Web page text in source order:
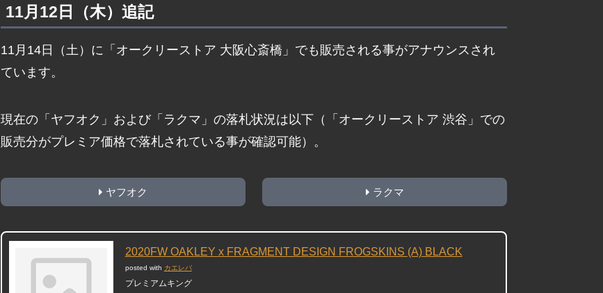
11月12日（木）追記
11月14日（土）に「オークリーストア 大阪心斎橋」でも販売される事がアナウンスされ
ています。
現在の「ヤフオク」および「ラクマ」の落札状況は以下（「オークリーストア 渋谷」での
販売分がプレミア価格で落札されている事が確認可能）。
ヤフオク ラクマ
2020FW OAKLEY x FRAGMENT DESIGN FROGSKINS (A) BLACK
posted with カエレバ
プレミアムキング